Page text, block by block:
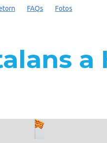
FAQs Fotos
a